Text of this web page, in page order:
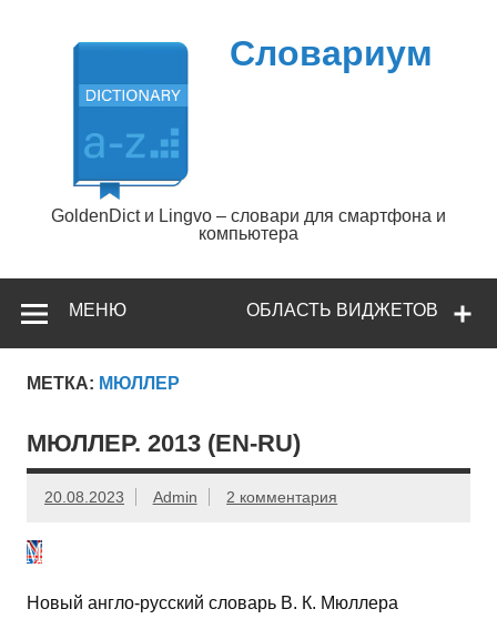
содержимому
Словариум
GoldenDict и Lingvo – словари для смартфона и
компьютера
ОБЛАСТЬ ВИДЖЕТОВ
МЕНЮ
МЕТКА: МЮЛЛЕР
МЮЛЛЕР. 2013 (EN-RU)
20.08.2023 Admin 2 комментария
Новый англо-русский словарь В. К. Мюллера